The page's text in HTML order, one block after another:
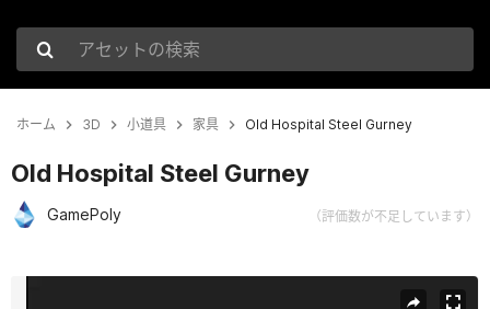
アセットの検索
ホーム 3D 小道具 家具 Old Hospital Steel Gurney
Old Hospital Steel Gurney
GamePoly （評価数が不足しています）